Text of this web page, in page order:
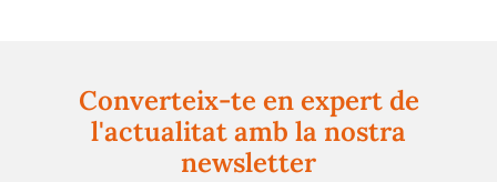
Converteix-te en expert de
l'actualitat amb la nostra
newsletter